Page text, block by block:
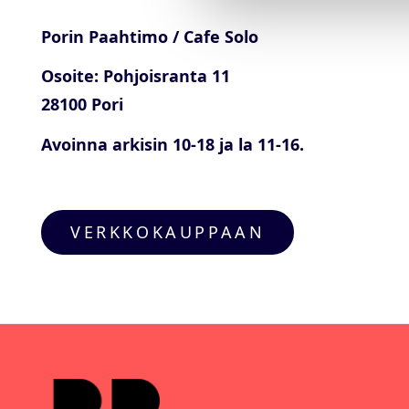
Porin Paahtimo / Cafe Solo
Osoite: Pohjoisranta 11
28100 Pori
Avoinna arkisin 10-18 ja la 11-16.
VERKKOKAUPPAAN